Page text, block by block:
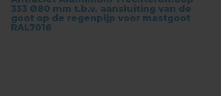
333 Ø80 mm t.b.v. aansluiting van de
goot op de regenpijp voor mastgoot
RAL7016